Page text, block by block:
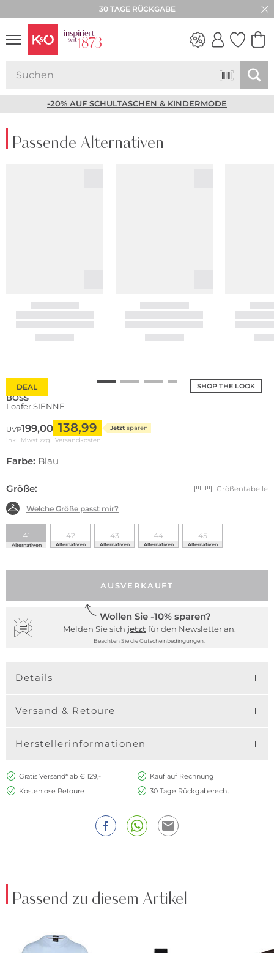
30 TAGE RÜCKGABE
-20% AUF SCHULTASCHEN & KINDERMODE
Passende Alternativen
SHOP THE LOOK
DEAL
BOSS
Loafer SIENNE
UVP199,00 138,99 Jetzt sparen
inkl. Mwst zzgl. Versandkosten
Farbe: Blau
Größe: Größentabelle
Welche Größe passt mir?
41
Alternativen
42
Alternativen
43
Alternativen
44
Alternativen
45
Alternativen
AUSVERKAUFT
Wollen Sie -10% sparen?
Melden Sie sich jetzt für den Newsletter an.
Beachten Sie die Gutscheinbedingungen.
Details
Versand & Retoure
Herstellerinformationen
Gratis Versand* ab € 129,-
Kauf auf Rechnung
Kostenlose Retoure
30 Tage Rückgaberecht
Passend zu diesem Artikel